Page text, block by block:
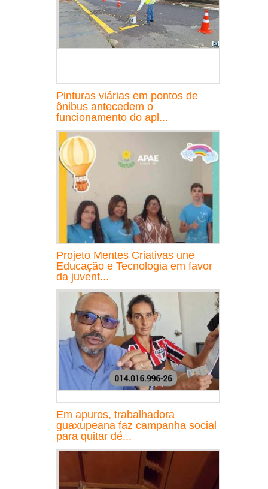
Pinturas viárias em pontos de
ônibus antecedem o
funcionamento do apl...
Projeto Mentes Criativas une
Educação e Tecnologia em favor
da juvent...
Em apuros, trabalhadora
guaxupeana faz campanha social
para quitar dé...